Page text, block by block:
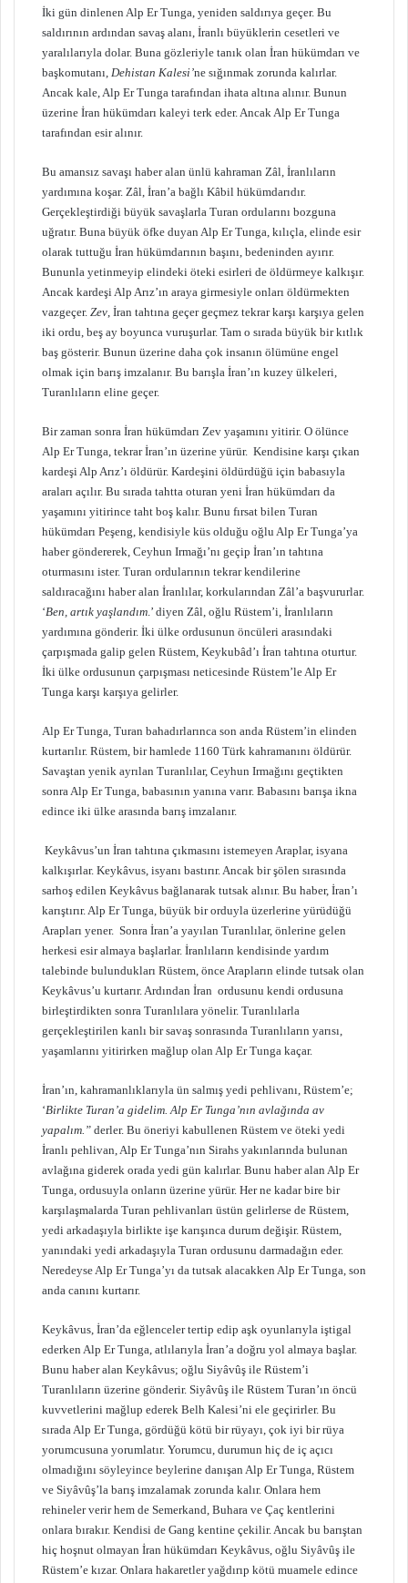
İki gün dinlenen Alp Er Tunga, yeniden saldırıya geçer. Bu
saldırının ardından savaş alanı, İranlı büyüklerin cesetleri ve
yaralılarıyla dolar. Buna gözleriyle tanık olan İran hükümdarı ve
başkomutanı, Dehistan Kalesi’ne sığınmak zorunda kalırlar.
Ancak kale, Alp Er Tunga tarafından ihata altına alınır. Bunun
üzerine İran hükümdarı kaleyi terk eder. Ancak Alp Er Tunga
tarafından esir alınır.
Bu amansız savaşı haber alan ünlü kahraman Zâl, İranlıların
yardımına koşar. Zâl, İran’a bağlı Kâbil hükümdarıdır.
Gerçekleştirdiği büyük savaşlarla Turan ordularını bozguna
uğratır. Buna büyük öfke duyan Alp Er Tunga, kılıçla, elinde esir
olarak tuttuğu İran hükümdarının başını, bedeninden ayırır.
Bununla yetinmeyip elindeki öteki esirleri de öldürmeye kalkışır.
Ancak kardeşi Alp Arız’ın araya girmesiyle onları öldürmekten
vazgeçer. Zev, İran tahtına geçer geçmez tekrar karşı karşıya gelen
iki ordu, beş ay boyunca vuruşurlar. Tam o sırada büyük bir kıtlık
baş gösterir. Bunun üzerine daha çok insanın ölümüne engel
olmak için barış imzalanır. Bu barışla İran’ın kuzey ülkeleri,
Turanlıların eline geçer.
Bir zaman sonra İran hükümdarı Zev yaşamını yitirir. O ölünce
Alp Er Tunga, tekrar İran’ın üzerine yürür. Kendisine karşı çıkan
kardeşi Alp Arız’ı öldürür. Kardeşini öldürdüğü için babasıyla
araları açılır. Bu sırada tahtta oturan yeni İran hükümdarı da
yaşamını yitirince taht boş kalır. Bunu fırsat bilen Turan
hükümdarı Peşeng, kendisiyle küs olduğu oğlu Alp Er Tunga’ya
haber göndererek, Ceyhun Irmağı’nı geçip İran’ın tahtına
oturmasını ister. Turan ordularının tekrar kendilerine
saldıracağını haber alan İranlılar, korkularından Zâl’a başvururlar.
‘Ben, artık yaşlandım.’ diyen Zâl, oğlu Rüstem’i, İranlıların
yardımına gönderir. İki ülke ordusunun öncüleri arasındaki
çarpışmada galip gelen Rüstem, Keykubâd’ı İran tahtına oturtur.
İki ülke ordusunun çarpışması neticesinde Rüstem’le Alp Er
Tunga karşı karşıya gelirler.
Alp Er Tunga, Turan bahadırlarınca son anda Rüstem’in elinden
kurtarılır. Rüstem, bir hamlede 1160 Türk kahramanını öldürür.
Savaştan yenik ayrılan Turanlılar, Ceyhun Irmağını geçtikten
sonra Alp Er Tunga, babasının yanına varır. Babasını barışa ikna
edince iki ülke arasında barış imzalanır.
Keykâvus’un İran tahtına çıkmasını istemeyen Araplar, isyana
kalkışırlar. Keykâvus, isyanı bastırır. Ancak bir şölen sırasında
sarhoş edilen Keykâvus bağlanarak tutsak alınır. Bu haber, İran’ı
karıştırır. Alp Er Tunga, büyük bir orduyla üzerlerine yürüdüğü
Arapları yener. Sonra İran’a yayılan Turanlılar, önlerine gelen
herkesi esir almaya başlarlar. İranlıların kendisinde yardım
talebinde bulundukları Rüstem, önce Arapların elinde tutsak olan
Keykâvus’u kurtarır. Ardından İran ordusunu kendi ordusuna
birleştirdikten sonra Turanlılara yönelir. Turanlılarla
gerçekleştirilen kanlı bir savaş sonrasında Turanlıların yarısı,
yaşamlarını yitirirken mağlup olan Alp Er Tunga kaçar.
İran’ın, kahramanlıklarıyla ün salmış yedi pehlivanı, Rüstem’e;
‘Birlikte Turan’a gidelim. Alp Er Tunga’nın avlağında av
yapalım.” derler. Bu öneriyi kabullenen Rüstem ve öteki yedi
İranlı pehlivan, Alp Er Tunga’nın Sirahs yakınlarında bulunan
avlağına giderek orada yedi gün kalırlar. Bunu haber alan Alp Er
Tunga, ordusuyla onların üzerine yürür. Her ne kadar bire bir
karşılaşmalarda Turan pehlivanları üstün gelirlerse de Rüstem,
yedi arkadaşıyla birlikte işe karışınca durum değişir. Rüstem,
yanındaki yedi arkadaşıyla Turan ordusunu darmadağın eder.
Neredeyse Alp Er Tunga’yı da tutsak alacakken Alp Er Tunga, son
anda canını kurtarır.
Keykâvus, İran’da eğlenceler tertip edip aşk oyunlarıyla iştigal
ederken Alp Er Tunga, atlılarıyla İran’a doğru yol almaya başlar.
Bunu haber alan Keykâvus; oğlu Siyâvûş ile Rüstem’i
Turanlıların üzerine gönderir. Siyâvûş ile Rüstem Turan’ın öncü
kuvvetlerini mağlup ederek Belh Kalesi’ni ele geçirirler. Bu
sırada Alp Er Tunga, gördüğü kötü bir rüyayı, çok iyi bir rüya
yorumcusuna yorumlatır. Yorumcu, durumun hiç de iç açıcı
olmadığını söyleyince beylerine danışan Alp Er Tunga, Rüstem
ve Siyâvûş’la barış imzalamak zorunda kalır. Onlara hem
rehineler verir hem de Semerkand, Buhara ve Çaç kentlerini
onlara bırakır. Kendisi de Gang kentine çekilir. Ancak bu barıştan
hiç hoşnut olmayan İran hükümdarı Keykâvus, oğlu Siyâvûş ile
Rüstem’e kızar. Onlara hakaretler yağdırıp kötü muamele edince